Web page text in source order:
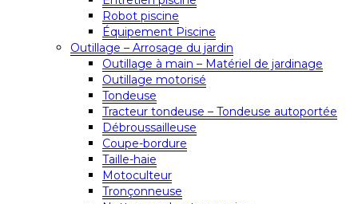
Robot piscine
Équipement Piscine
Outillage – Arrosage du jardin
Outillage à main – Matériel de jardinage
Outillage motorisé
Tondeuse
Tracteur tondeuse – Tondeuse autoportée
Débroussailleuse
Coupe-bordure
Taille-haie
Motoculteur
Tronçonneuse